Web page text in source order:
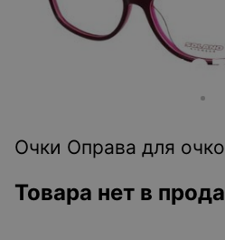
Очки Оправа для
Товара нет в